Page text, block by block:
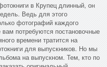
в Крупец длинный, он
Ведь для этого
фотографий каждого
потребуются постановочные
времени тратится на
для выпускников. Но мы
на выпускном. Тем, кто по